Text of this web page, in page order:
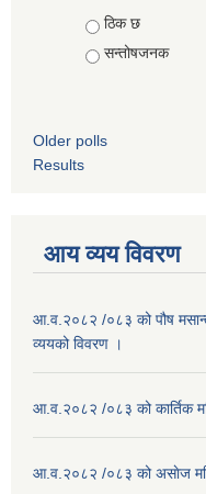
Choices
ठिक छ
सन्तोषजनक
Older polls
Results
आय व्यय विवरण
आ.व.२०८२ /०८३ को पौष
व्ययको विवरण ।
आ.व.२०८२ /०८३ को कार्तिक
आ.व.२०८२ /०८३ को असाेज